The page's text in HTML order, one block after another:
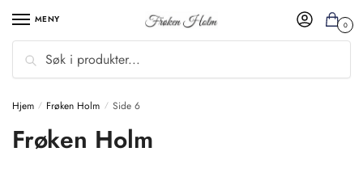
MENY
Søk
0
Hjem / Frøken Holm / Side 6
Frøken Holm